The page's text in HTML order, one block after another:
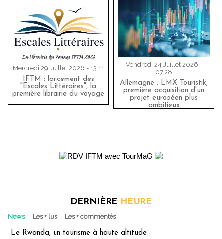
Mercredi 29 Juillet 2026 - 13:11
IFTM : lancement des
"Escales Littéraires", la
première librairie du voyage
Vendredi 24 Juillet 2026 -
07:28
Allemagne : LMX Touristik,
première acquisition d'un
projet européen plus
ambitieux
DERNIÈRE HEURE
News Les + lus Les + commentés
Le Rwanda, un tourisme à haute altitude